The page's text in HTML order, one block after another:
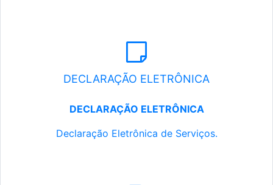
DECLARAÇÃO ELETRÔNICA
DECLARAÇÃO ELETRÔNICA
Declaração Eletrônica de Serviços.